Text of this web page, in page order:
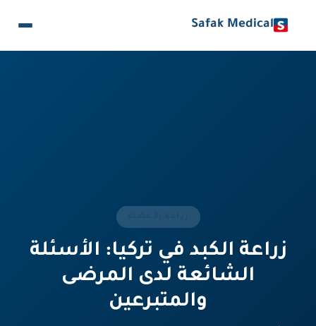
Safak Medical
زراعة الكبد في تركيا: الأسئلة
الشائعة لدى المرضى
والمتبرعين